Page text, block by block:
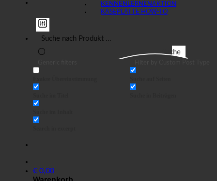
Suche
€ 0,00
KENNENLERNEN
KÄSEPLATTE HOW-TO